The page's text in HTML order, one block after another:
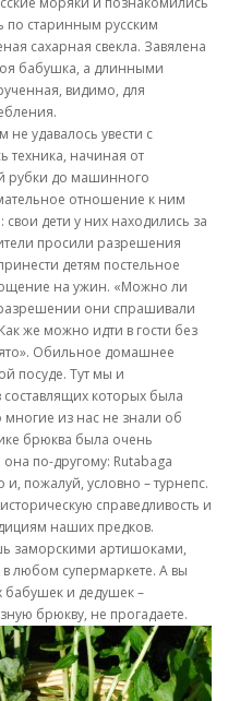
по старинным русским
сахарная свекла. Завялена
бабушка, а длинными
видимо, для
не удавалось увести с
техника, начиная от
рубки до машинного
отношение к ним
дети у них находились за
просили разрешения
детям постельное
на ужин. «Можно ли
они спрашивали
же можно идти в гости без
Обильное домашнее
посуде. Тут мы и
которых была
из нас не знали об
брюква была очень
по-другому: Rutabaga
пожалуй, условно – турнепс.
справедливость и
наших предков.
заморскими артишоками,
любом супермаркете. А вы
бабушек и дедушек –
брюкву, не прогадаете.